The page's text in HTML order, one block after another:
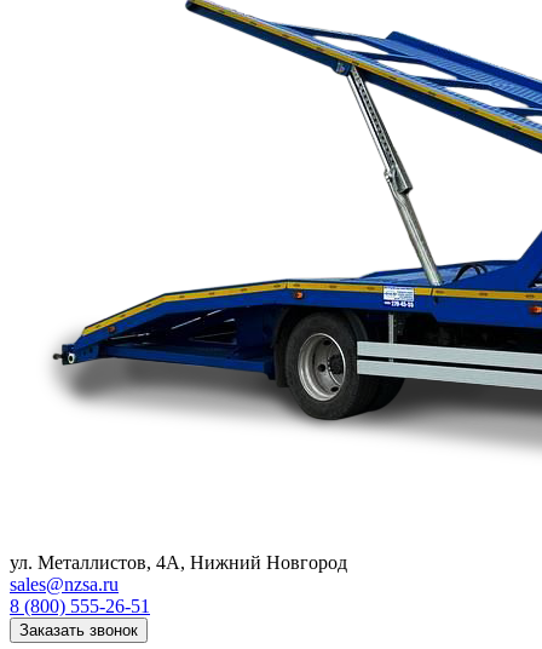
ул. Металлистов, 4А, Нижний Новгород
sales@nzsa.ru
8 (800) 555-26-51
Заказать звонок